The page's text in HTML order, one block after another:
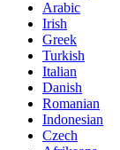
Arabic
Irish
Greek
Turkish
Italian
Danish
Romanian
Indonesian
Czech